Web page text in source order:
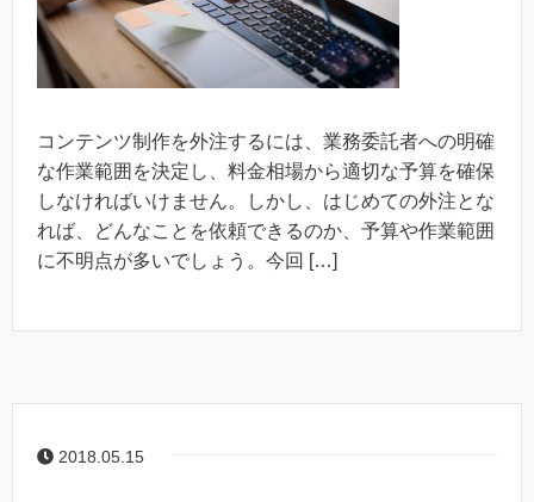
コンテンツ制作を外注するには、業務委託者への明確
な作業範囲を決定し、料金相場から適切な予算を確保
しなければいけません。しかし、はじめての外注とな
れば、どんなことを依頼できるのか、予算や作業範囲
に不明点が多いでしょう。今回 […]
2018.05.15